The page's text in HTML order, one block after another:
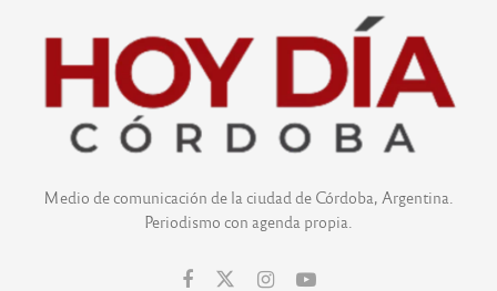
Medio de comunicación de la ciudad de Córdoba, Argentina.
Periodismo con agenda propia.